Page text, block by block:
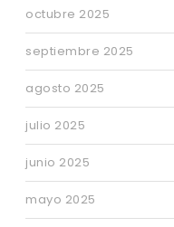
octubre 2025
septiembre 2025
agosto 2025
julio 2025
junio 2025
mayo 2025